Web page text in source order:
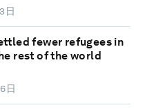
日
fewer refugees in
rest of the world
日